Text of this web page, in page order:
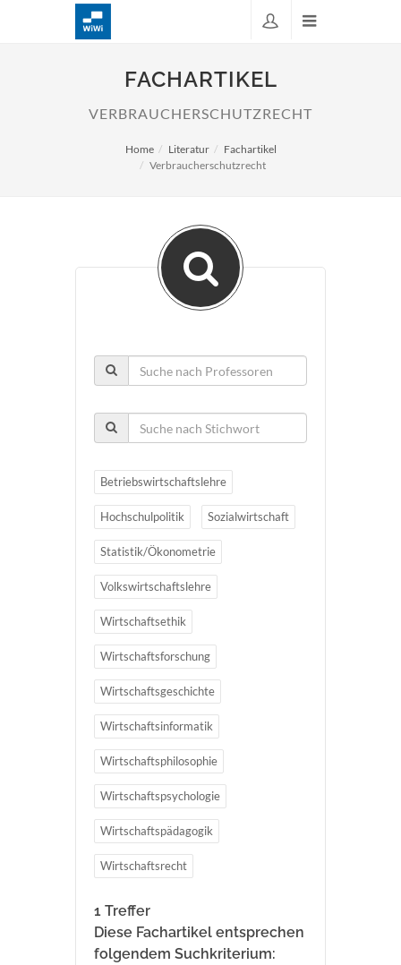
FACHARTIKEL
VERBRAUCHERSCHUTZRECHT
Home Literatur
Fachartikel
Verbraucherschutzrecht
Betriebswirtschaftslehre
Hochschulpolitik Sozialwirtschaft
Statistik/Ökonometrie
Volkswirtschaftslehre
Wirtschaftsethik
Wirtschaftsforschung
Wirtschaftsgeschichte
Wirtschaftsinformatik
Wirtschaftsphilosophie
Wirtschaftspsychologie
Wirtschaftspädagogik
Wirtschaftsrecht
1 Treffer
Diese Fachartikel entsprechen
folgendem Suchkriterium: